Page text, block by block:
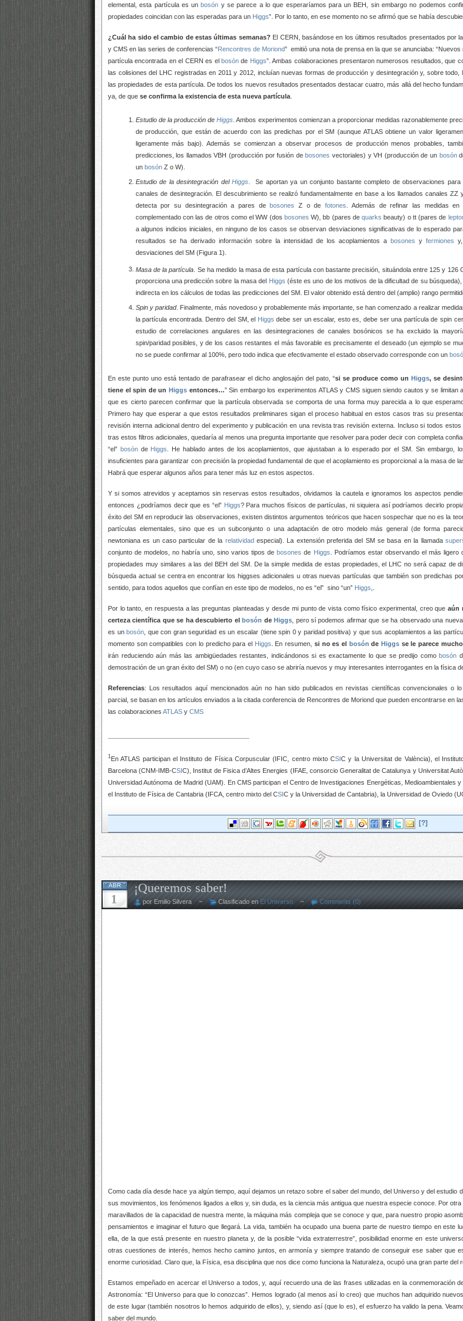
elemental, esta partícula es unbosón y se parece a lo que esperaríamos para un BEH, sin embargo no podemos
propiedades coincidan con las esperadas para un Higgs”. Por lo tanto, en ese momento no se afirmó que se había
¿Cuál ha sido el cambio de estas últimas semanas? El CERN, basándose en los últimos resultados presentados por
y CMS en las series de conferencias “Rencontres de Moriond” emitió una nota de prensa en la que se anunciaba:
partícula encontrada en el CERN es el bosónde Higgs”. Ambas colaboraciones presentaron numerosos resultados, que
las colisiones del LHC registradas en 2011 y 2012, incluían nuevas formas de producción y desintegración y, sobre todo,
las propiedades de esta partícula. De todos los nuevos resultados presentados destacar cuatro, más allá del hecho
ya, de que se confirma la existencia de esta nueva partícula
Estudio de la producción deHiggs . Ambos experimentos comienzan a proporcionar medidas razonablemente
de producción, que están de acuerdo con las predichas por el SM (aunque ATLAS obtiene un valor
ligeramente más bajo). Además se comienzan a observar procesos de producción menos probables,
predicciones, los llamados VBH (producción por fusión debosones vectoriales) y VH (producción de un bosón
un bosónZ o W).
Estudio de la desintegración delHiggs . Se aportan ya un conjunto bastante completo de observaciones
canales de desintegración. El descubrimiento se realizó fundamentalmente en base a los llamados canales ZZ
detecta por su desintegración a pares debosones Z o defotones . Además de refinar las medidas
complementado con las de otros como el WW (dos bosones W), bb (pares dequarks beauty) o tt (pares de
a algunos indicios iniciales, en ninguno de los casos se observan desviaciones significativas de lo esperado
resultados se ha derivado información sobre la intensidad de los acoplamientos a bosones y fermiones
desviaciones del SM (Figura 1).
Masa de la partícula . Se ha medido la masa de esta partícula con bastante precisión, situándola entre 125 y 126
proporciona una predicción sobre la masa del
Higgs (éste es uno de los motivos de la dificultad de su
indirecta en los cálculos de todas las predicciones del SM. El valor obtenido está dentro del (amplio) rango
Spin y paridad. Finalmente, más novedoso y probablemente más importante, se han comenzado a realizar
la partícula encontrada. Dentro del SM, el
Higgs debe ser un escalar, esto es, debe ser una partícula de spin
estudio de correlaciones angulares en las desintegraciones de canales bosónicos se ha excluido la
spin/paridad posibles, y de los casos restantes el más favorable es precisamente el deseado (un ejemplo se
no se puede confirmar al 100%, pero todo indica que efectivamente el estado observado corresponde con un
En este punto uno está tentado de parafrasear el dicho anglosajón del pato, “si se produce como un Higgs, se
tiene el spin de un Higgs entonces…” Sin embargo los experimentos ATLAS y CMS siguen siendo cautos y se limitan
que es cierto parecen confirmar que la partícula observada se comporta de una forma muy parecida a lo que
Primero hay que esperar a que estos resultados preliminares sigan el proceso habitual en estos casos tras su
revisión interna adicional dentro del experimento y publicación en una revista tras revisión externa. Incluso si todos
tras estos filtros adicionales, quedaría al menos una pregunta importante que resolver para poder decir con completa
“el” bosónde Higgs
. He hablado antes de los acoplamientos, que ajustaban a lo esperado por el SM. Sin embargo,
insuficientes para garantizar con precisión la propiedad fundamental de que el acoplamiento es proporcional a la masa de
Habrá que esperar algunos años para tener más luz en estos aspectos.
Y si somos atrevidos y aceptamos sin reservas estos resultados, olvidamos la cautela e ignoramos los aspectos
entonces ¿podríamos decir que es “el” Higgs? Para muchos físicos de partículas, ni siquiera así podríamos decirlo
éxito del SM en reproducir las observaciones, existen distintos argumentos teóricos que hacen sospechar que no es la
partículas elementales, sino que es un subconjunto o una adaptación de otro modelo más general (de forma
newtoniana es un caso particular de la relatividad especial). La extensión preferida del SM se basa en la llamada
conjunto de modelos, no habría uno, sino varios tipos de bosones de Higgs . Podríamos estar observando el más ligero
propiedades muy similares a las del BEH del SM. De la simple medida de estas propiedades, el LHC no será capaz de
búsqueda actual se centra en encontrar los higgses adicionales u otras nuevas partículas que también son predichas
sentido, para todos aquellos que confían en este tipo de modelos, no es “el” sino “un” Higgs
Por lo tanto, en respuesta a las preguntas planteadas y desde mi punto de vista como físico experimental, creo queaún
certeza científica que se ha descubierto el
bosón de Higgs , pero sí podemos afirmar que se ha observado una
es un bosón , que con gran seguridad es un escalar (tiene spin 0 y paridad positiva) y que sus acoplamientos a las
momento son compatibles con lo predicho para el
Higgs . En resumen, si no es el bosón de Higgs se le parece mucho
irán reduciendo aún más las ambigüedades restantes, indicándonos si es exactamente lo que se predijo como bosón
demostración de un gran éxito del SM) o no (en cuyo caso se abriría nuevos y muy interesantes interrogantes en la física
Referencias: Los resultados aquí mencionados aún no han sido publicados en revistas científicas convencionales o
parcial, se basan en los artículos enviados a la citada conferencia de Rencontres de Moriond que pueden encontrarse en
las colaboraciones ATLAS y CMS
1En ATLAS participan el Instituto de Física Corpuscular (IFIC, centro mixto CSIC y la Universitat de València), el
Barcelona (CNM-IMB-CSIC), Institut de Fisica d’Altes Energies (IFAE, consorcio Generalitat de Catalunya y Universitat
Universidad Autónoma de Madrid (UAM). En CMS participan el Centro de Investigaciones Energéticas, Medioambientales y
el Instituto de Física de Cantabria (IFCA, centro mixto del CSIC y la Universidad de Cantabria), la Universidad de Oviedo
[?]
ABR
1
¡Queremos saber!
por Emilio Silvera ~ Clasificado en El Universo ~ Comments (0)
Como cada día desde hace ya algún tiempo, aquí dejamos un retazo sobre el saber del mundo, del Universo y del estudio
sus movimientos, los fenómenos ligados a ellos y, sin duda, es la ciencia más antigua que nuestra especie conoce. Por otra
maravillados de la capacidad de nuestra mente, la máquina más compleja que se conoce y que, para nuestro propio
pensamientos e imaginar el futuro que llegará. La vida, también ha ocupado una buena parte de nuestro tiempo en este
ella, de la que está presente en nuestro planeta y, de la posible “vida extraterrestre”, posibilidad enorme en este
otras cuestiones de interés, hemos hecho camino juntos, en armonía y siempre tratando de conseguir ese saber que
enorme curiosidad. Claro que, la Física, esa disciplina que nos dice como funciona la Naturaleza, ocupó una gran parte del
Estamos empeñado en acercar el Universo a todos, y, aquí recuerdo una de las frases utilizadas en la conmemoración
Astronomía: “El Universo para que lo conozcas”. Hemos logrado (al menos así lo creo) que muchos han adquirido
de este lugar (también nosotros lo hemos adquirido de ellos), y, siendo así (que lo es), el esfuerzo ha valido la pena.
saber del mundo.